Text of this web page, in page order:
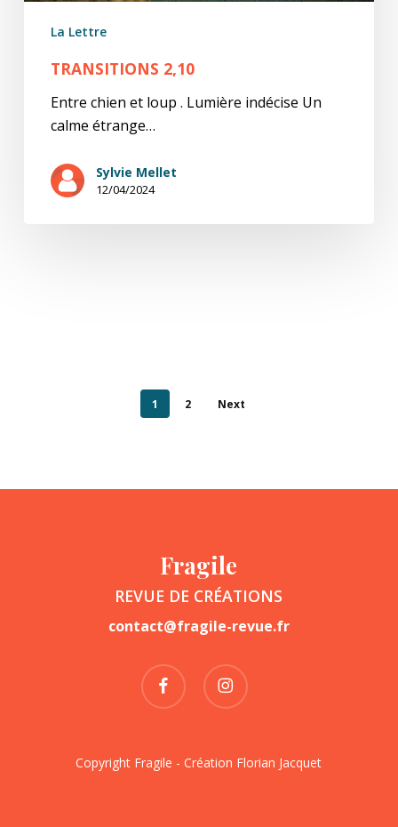
La Lettre
TRANSITIONS 2,10
Entre chien et loup . Lumière indécise Un
calme étrange…
Sylvie Mellet
12/04/2024
1 2 Next
Fragile
REVUE DE CRÉATIONS
contact@fragile-revue.fr
facebook instagram
Copyright Fragile - Création Florian Jacquet